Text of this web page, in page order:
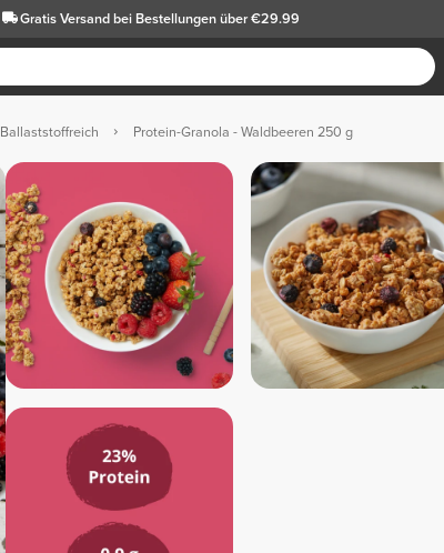
Gratis Versandbei Bestellungen über €29.99
Ballaststoffreich Protein-Granola - Waldbeeren 250 g